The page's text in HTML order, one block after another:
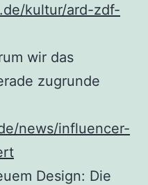
kultur/ard-zdf-
wir das
zugrunde
news/influencer-
Design: Die